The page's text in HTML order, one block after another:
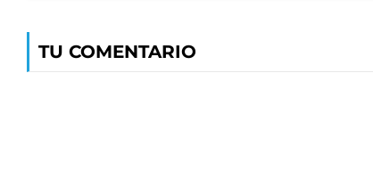
TU COMENTARIO